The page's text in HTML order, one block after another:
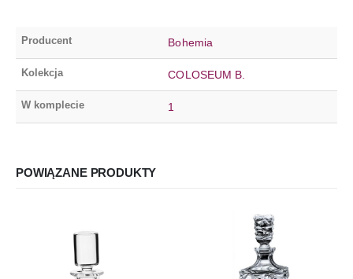
Producent Bohemia
Kolekcja COLOSEUM B.
W komplecie 1
POWIĄZANE PRODUKTY